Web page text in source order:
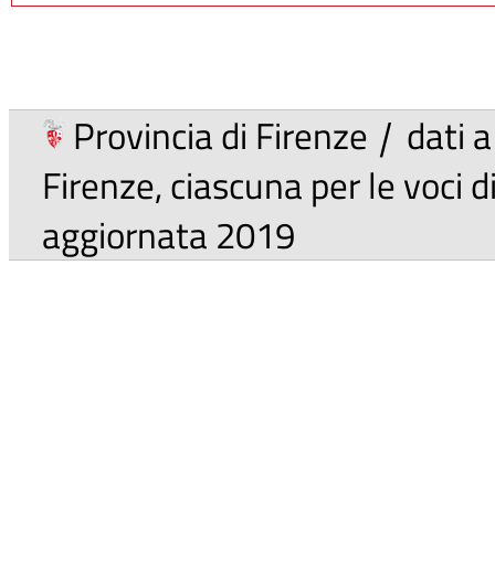
Provincia di Firenze | dati
Firenze, ciascuna per le voci
aggiornata 2019